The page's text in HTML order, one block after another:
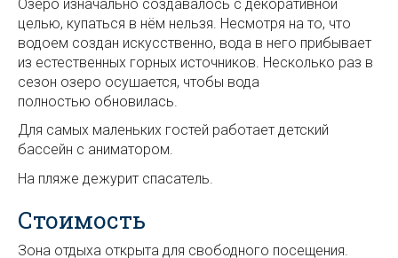
Озеро изначально создавалось с декоративной
целью, купаться в нём нельзя. Несмотря на то, что
водоем создан искусственно, вода в него прибывает
из естественных горных источников. Несколько раз в
сезон озеро осушается, чтобы вода
полностью обновилась.
Для самых маленьких гостей работает детский
бассейн с аниматором.
На пляже дежурит спасатель.
Стоимость
Зона отдыха открыта для свободного посещения.